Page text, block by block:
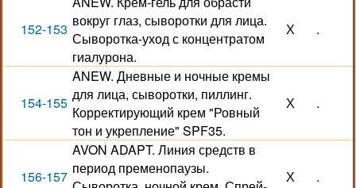
152-153 вокруг глаз, сыворотки для лица.
Сыворотка-уход с концентратом
гиалурона.
Х .
154-155
ANEW. Дневные и ночные кремы
для лица, сыворотки, пиллинг.
Корректирующий крем "Ровный
тон и укрепление" SPF35.
Х .
156-157
AVON ADAPT. Линия средств в
период пременопаузы.
Х .